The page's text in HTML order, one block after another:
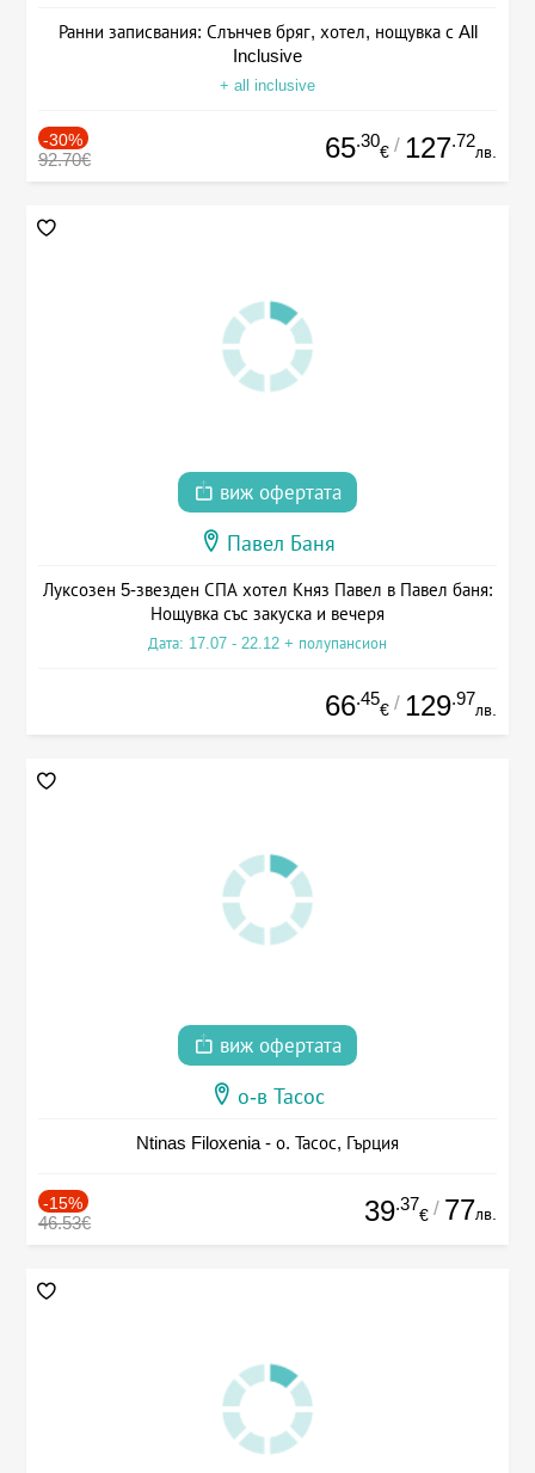
Ранни записвания: Слънчев бряг, хотел, нощувка с All
Inclusive
+ all inclusive
-30%
92.70€ 65.30
€ / 127.72
лв.
виж офертата
Павел Баня
Луксозен 5-звезден СПА хотел Княз Павел в Павел баня:
Нощувка със закуска и вечеря
Дата: 17.07 - 22.12 + полупансион
66.45
€ / 129.97
лв.
виж офертата
о-в Тасос
Ntinas Filoxenia - о. Тасос, Гърция
-15%
46.53€ 39.37
€ / 77лв.